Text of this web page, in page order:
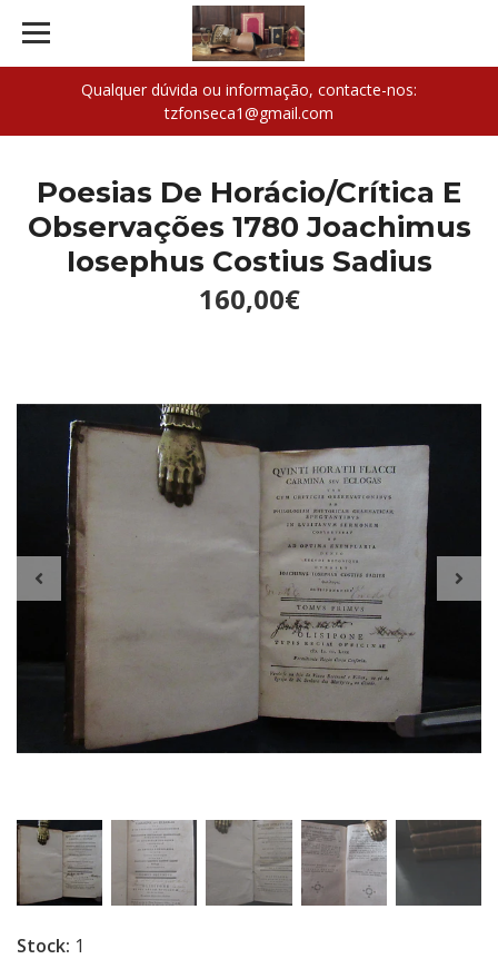
Qualquer dúvida ou informação, contacte-nos:
tzfonseca1@gmail.com
Poesias De Horácio/Crítica E
Observações 1780 Joachimus
Iosephus Costius Sadius
160,00€
Stock: 1